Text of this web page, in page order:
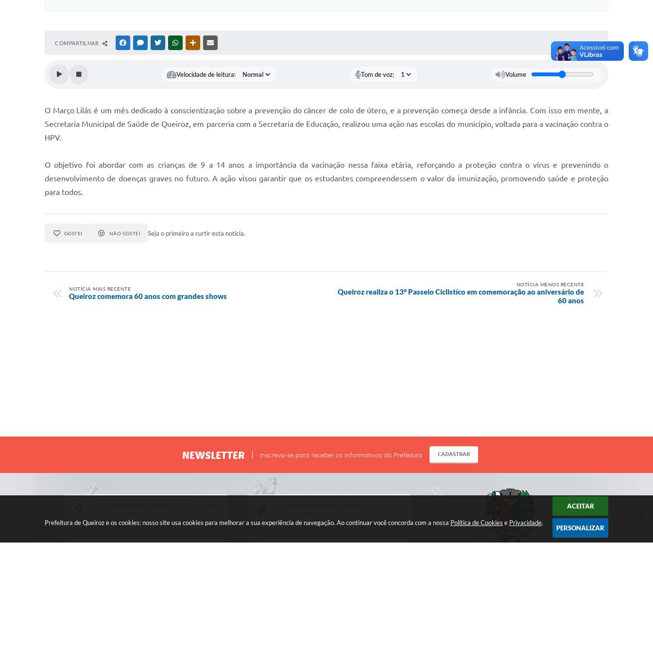
Prefeitura de Queiroz e os cookies: nosso site usa cookies para melhorar a sua experiência de navegação. Ao continuar você concorda com a nossa Política de Cookies e Privacidade.
ACEITAR
PERSONALIZAR
COMPARTILHAR FACEBOOKMESSENGER
TWITTERWHATSAPPOUTRAS MÍDIAS
Velocidade de leitura: Tom de voz: Volume
O Março Lilás é um mês dedicado à conscientização sobre a prevenção do câncer de colo de útero, e a prevenção começa desde a infância. Com isso em mente, a
Secretaria Municipal de Saúde de Queiroz, em parceria com a Secretaria de Educação, realizou uma ação nas escolas do município, voltada para a vacinação contra o
HPV.
O objetivo foi abordar com as crianças de 9 a 14 anos a importância da vacinação nessa faixa etária, reforçando a proteção contra o vírus e prevenindo o
desenvolvimento de doenças graves no futuro. A ação visou garantir que os estudantes compreendessem o valor da imunização, promovendo saúde e proteção
para todos.
GOSTEI NÃO GOSTEI Seja o primeiro a curtir esta notícia.
NOTÍCIA MAIS RECENTE
Queiroz comemora 60 anos com grandes shows
NOTÍCIA MENOS RECENTE
​Queiroz realiza o 13° Passeio Ciclistíco em comemoração ao aniversário de
60 anos
NEWSLETTER Inscreva-se para receber os Informativos da Prefeitura CADASTRAR